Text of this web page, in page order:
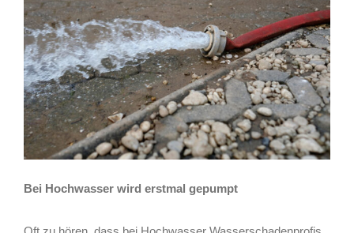
Bei Hochwasser wird erstmal gepumpt